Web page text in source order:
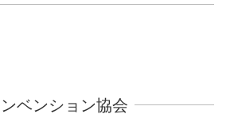
ベンション協会